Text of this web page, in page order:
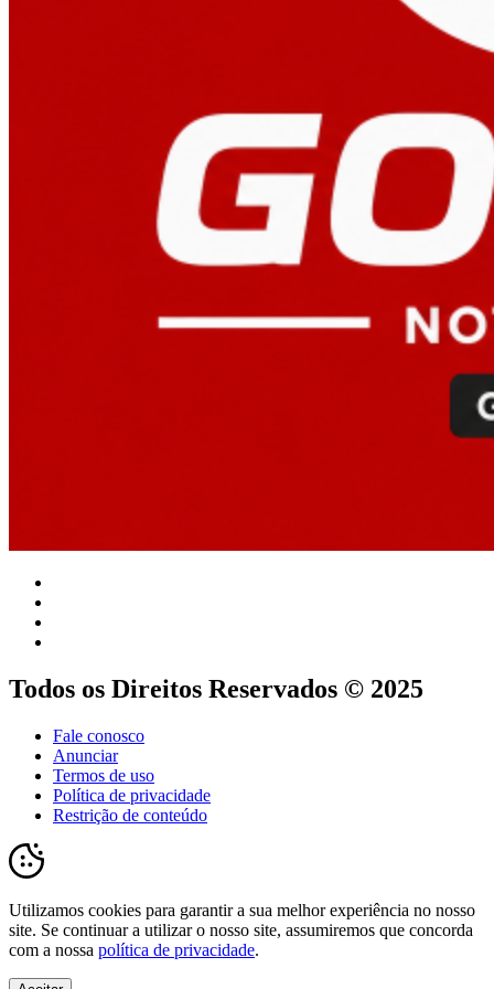
Todos os Direitos Reservados © 2025
Fale conosco
Anunciar
Termos de uso
Política de privacidade
Restrição de conteúdo
Utilizamos cookies para garantir a sua melhor experiência no nosso
site. Se continuar a utilizar o nosso site, assumiremos que concorda
com a nossa política de privacidade.